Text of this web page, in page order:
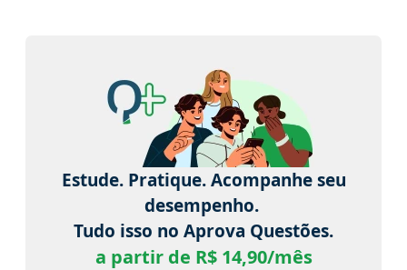
Estude. Pratique. Acompanhe seu
desempenho.
Tudo isso no Aprova Questões.
a partir de R$ 14,90/mês